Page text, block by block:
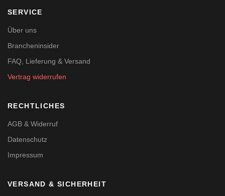
SERVICE
Über uns
Brancheninsider
FAQ, Lieferung & Versand
Vertrag widerrufen
RECHTLICHES
AGB & Widerruf
Datenschutz
Impressum
VERSAND & SICHERHEIT